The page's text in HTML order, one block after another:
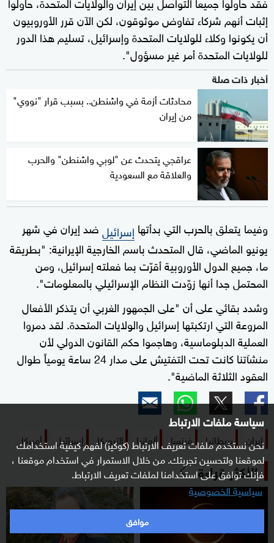
سياسة ملفات الارتباط
نحن نستخدم ملفات تعريف الارتباط (كوكيز) لفهم كيفية استخدامك
لموقعنا ولتحسين تجربتك. من خلال الاستمرار في استخدام موقعنا ،
فإنك توافق على استخدامنا لملفات تعريف الارتباط.
سياسية الخصوصية
موافق
إثبات أنهم شركاء تفاوض موثوقون، لكن الآن قرر الأوروبيون
أن يكونوا وكلاء للولايات المتحدة وإسرائيل، تسليم هذا الدور
للولايات المتحدة أمر غير مسؤول".
أخبار ذات صلة
محادثات أزمة في واشنطن.. بسبب قرار "نووي"
من إيران
عراقجي يتحدث عن "لوبي واشنطن" والحرب
والعلاقة مع السعودية
وفيما يتعلق بالحرب التي بدأتها إسرائيلضد إيران في شهر
يونيو الماضي، قال المتحدث باسم الخارجية الإيرانية: "بطريقة
ما، جميع الدول الأوروبية أقرّت بما فعلته إسرائيل، ومن
المحتمل جدا أنها زوّدت النظام الإسرائيلي بالمعلومات".
وشدد بقائي على أن "على الجمهور الغربي أن يتذكر الأفعال
المروعة التي ارتكبتها إسرائيل والولايات المتحدة. لقد دمروا
العملية الدبلوماسية، وهاجموا حكم القانون الدولي لأن
منشآتنا كانت تحت التفتيش على مدار 24 ساعة يومياً طوال
العقود الثلاثة الماضية".
إيران بريطانيا فرنسا ألمانيا الترويكا إسرائيل أميركا
الأكثر قراءة